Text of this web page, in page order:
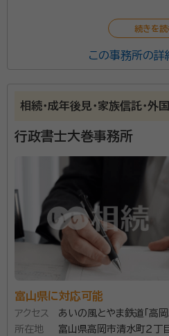
は、当事務所の利用により劇
この事務所の詳
相続･成年後見･家族信託･外
行政書士大巻事務所
富山県に対応可能
アクセス
あいの風とやま鉄道「高
所在地
富山県高岡市清水町２丁